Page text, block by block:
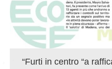
“Furti in centro “a